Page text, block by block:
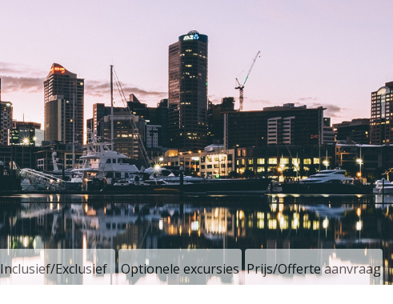
Inclusief/Exclusief Optionele excursies Prijs/Offerte aanvraag